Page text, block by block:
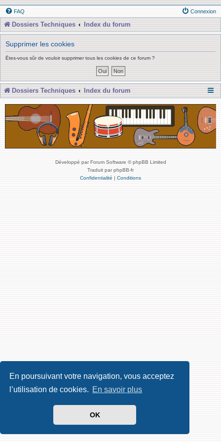
En poursuivant votre navigation, vous acceptez
l’utilisation de cookies. En savoir plus
OK
FAQ Connexion
Dossiers Techniques Index du forum
Supprimer les cookies
Êtes-vous sûr de vouloir supprimer tous les cookies de ce forum ?
Dossiers Techniques Index du forum
Développé par Forum Software © phpBB Limited
Traduit par phpBB-fr
Confidentialité | Conditions